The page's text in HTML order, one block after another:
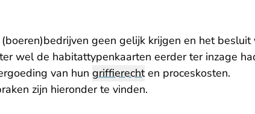
geen gelijk krijgen en het
wel de habitattypenkaarten eerder ter inzage
van hun griffierechten proceskosten.
zijn hieronder te vinden.